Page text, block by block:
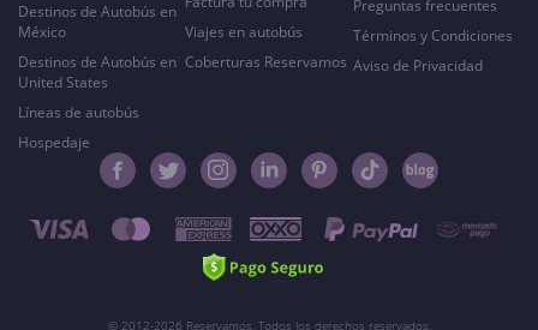
Destinos de Autobús en
México
Destinos de Autobús en
United States
Líneas de autobús
Hospedaje
Viajes en autobús
Coberturas Reservamos
Preguntas frecuentes
Términos y Condiciones
Aviso de Privacidad
© 2012-2026 Reservamos. Todos los derechos reservados.